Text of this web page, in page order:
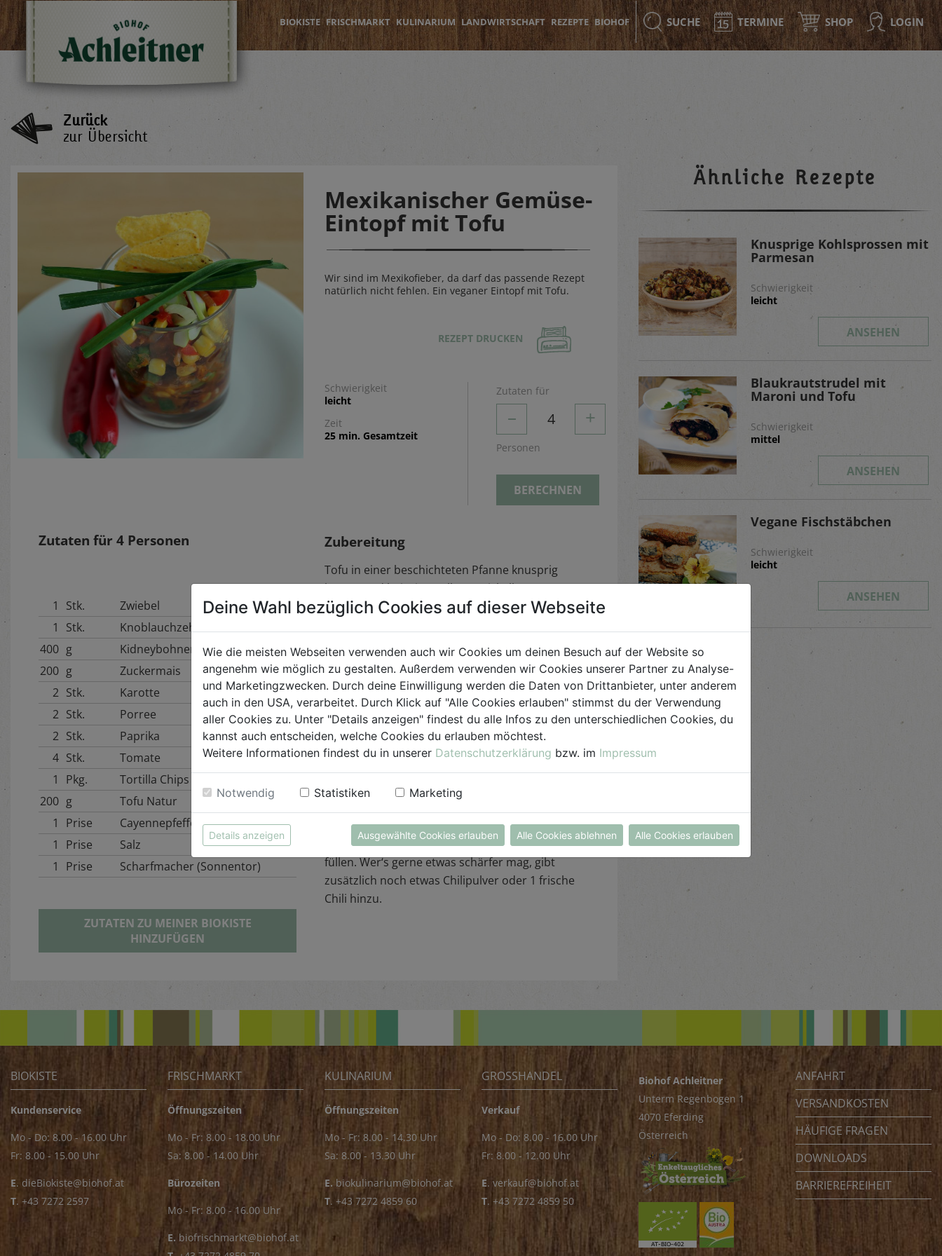
BIOKISTE FRISCHMARKT KULINARIUM LANDWIRTSCHAFT REZEPTE BIOHOF SUCHE TERMINE SHOP LOGIN
Zurück
zur Übersicht
Mexikanischer Gemüse-
Eintopf mit Tofu
Wir sind im Mexikofieber, da darf das passende Rezept
natürlich nicht fehlen. Ein veganer Eintopf mit Tofu.
REZEPT DRUCKEN
Schwierigkeit
leicht
Zeit
25 min. Gesamtzeit
Zutaten für
– 4 +
Personen
BERECHNEN
Zutaten für 4 Personen
1 Stk.
Zwiebel
1
Stk.
Knoblauchzehe
400 g
Kidneybohnen
200 g
Zuckermais
2 Stk.
Karotte
2 Stk.
Porree
2 Stk.
Paprika
4 Stk.
Tomate
1
Pkg.
Tortilla Chips
200 g
Tofu Natur
1
Prise
Cayennepfeffer
1
Prise
Salz
1
Prise Scharfmacher (Sonnentor)
ZUTATEN ZU MEINER BIOKISTE
HINZUFÜGEN
Zubereitung
Tofu in einer beschichteten Pfanne knusprig
braten und beiseite stellen. Maiskolben von
Blättern und Fäden befreien und an den Enden
Kolben schneiden. Zwiebel kurz andünsten.
Fein gehackten Knoblauch,
klein geschnittene Karotten- und Paprikastücke
sowie Porreeringe beigeben und mitbraten.
Tomatenmark und Tomaten untermengen, mit
Scharfmacher-Gewürz von Sonnetor und Salz
abschmecken. Tofu unterrühren und mit Tortilla
Chips servieren.
Tipp:Statt Tortilla Chips kannst du auch Reis als
Berilage servieren oder das Ragout in einen Wrap
füllen. Wer‘s gerne etwas schärfer mag, gibt
zusätzlich noch etwas Chilipulver oder 1 frische
Chili hinzu.
Ähnliche Rezepte
Knusprige Kohlsprossen mit
Parmesan
Schwierigkeit
leicht
ANSEHEN
Blaukrautstrudel mit
Maroni und Tofu
Schwierigkeit
mittel
ANSEHEN
Vegane Fischstäbchen
Schwierigkeit
leicht
ANSEHEN
BIOKISTE
Kundenservice
Mo - Do: 8.00 - 16.00 Uhr
Fr: 8.00 - 15.00 Uhr
E. dieBiokiste@biohof.at
T. +43 7272 2597
FRISCHMARKT
Öffnungszeiten
Mo - Fr: 8.00 - 18.00 Uhr
Sa: 8.00 - 14.00 Uhr
Bürozeiten
Mo - Fr: 8.00 - 16.00 Uhr
E. biofrischmarkt@biohof.at
KULINARIUM
Öffnungszeiten
Mo - Fr: 8.00 - 14.30 Uhr
Sa: 8.00 - 13.30 Uhr
E. biokulinarium@biohof.at
T. +43 7272 4859 60
GROSSHANDEL
Verkauf
Mo - Do: 8.00 - 16.00 Uhr
Fr: 8.00 - 12.00 Uhr
E. verkauf@biohof.at
T. +43 7272 4859 50
Biohof Achleitner
Unterm Regenbogen 1
4070 Eferding
Österreich
ANFAHRT
VERSANDKOSTEN
HÄUFIGE FRAGEN
DOWNLOADS
BARRIEREFREIHEIT
Deine Wahl bezüglich Cookies auf dieser Webseite
Wie die meisten Webseiten verwenden auch wir Cookies um deinen Besuch auf der Website so
angenehm wie möglich zu gestalten. Außerdem verwenden wir Cookies unserer Partner zu Analyse-
und Marketingzwecken. Durch deine Einwilligung werden die Daten von Drittanbieter, unter anderem
auch in den USA, verarbeitet. Durch Klick auf "Alle Cookies erlauben" stimmst du der Verwendung
aller Cookies zu. Unter "Details anzeigen" findest du alle Infos zu den unterschiedlichen Cookies, du
kannst auch entscheiden, welche Cookies du erlauben möchtest.
Weitere Informationen findest du in unserer Datenschutzerklärung bzw. im Impressum
Notwendig Statistiken Marketing
Details anzeigen Ausgewählte Cookies erlauben Alle Cookies ablehnen Alle Cookies erlauben